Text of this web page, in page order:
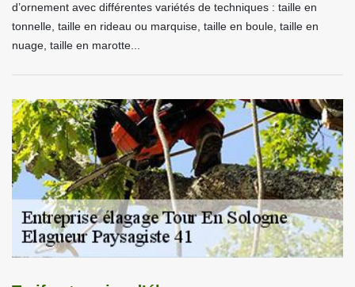
d’ornement avec différentes variétés de techniques : taille en
tonnelle, taille en rideau ou marquise, taille en boule, taille en
nuage, taille en marotte...